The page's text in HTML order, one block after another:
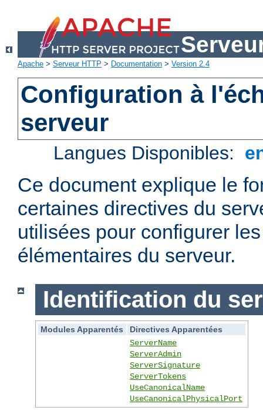
Apache > Serveur HTTP > Documentation > Version 2.4
Configuration à
serveur
Langues Disponibles:
Ce document explique le
certaines directives du
utilisées pour configurer
élémentaires du serveur.
Identification du
Modules Apparentés
Directives Apparentées
ServerName
ServerAdmin
ServerSignature
ServerTokens
UseCanonicalName
UseCanonicalPhysicalPort